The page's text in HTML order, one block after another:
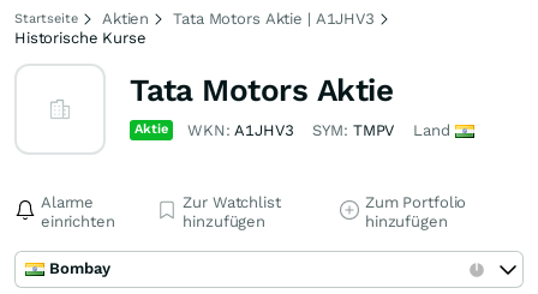
Startseite Aktien
Tata Motors Aktie | A1JHV3
Historische Kurse
Tata Motors Aktie
Aktie WKN:A1JHV3 SYM: TMPV Land
Alarme
einrichten
Zur Watchlist
hinzufügen
Zum Portfolio
hinzufügen
Bombay